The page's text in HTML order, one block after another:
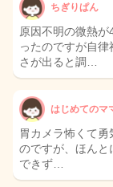
ちぎりぱん
原因不明の微熱
ったのですが自
さが出ると調…
はじめてのマ
胃カメラ怖くて
のですが、ほんと
できず…